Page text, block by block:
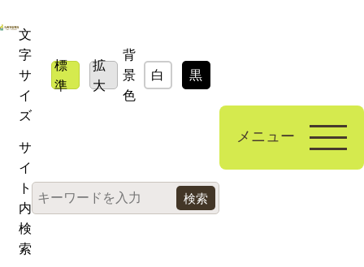
文
字
サ
イ
ズ
標
準
拡
大
背
景
色
白 黒
サ
イ
ト
内
検
索
メニュー